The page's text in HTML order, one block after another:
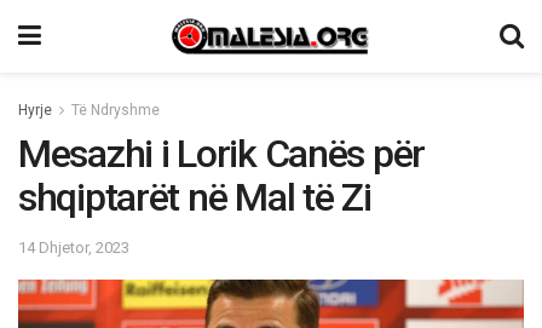
Hyrje Të Ndryshme
Mesazhi i Lorik Canës për
shqiptarët në Mal të Zi
14 Dhjetor, 2023